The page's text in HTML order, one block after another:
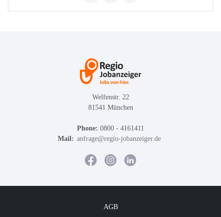
Welfenstr. 22
81541 München
Phone: 0800 - 4161411
Mail: anfrage@regio-jobanzeiger.de
AGB